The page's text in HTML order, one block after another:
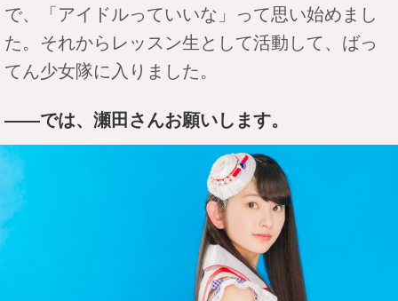
で、「アイドルっていいな」って思い始めまし
た。それからレッスン生として活動して、ばっ
てん少女隊に入りました。
――では、瀬田さんお願いします。